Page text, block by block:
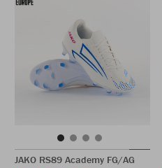
JAKO RS89 Academy FG/AG